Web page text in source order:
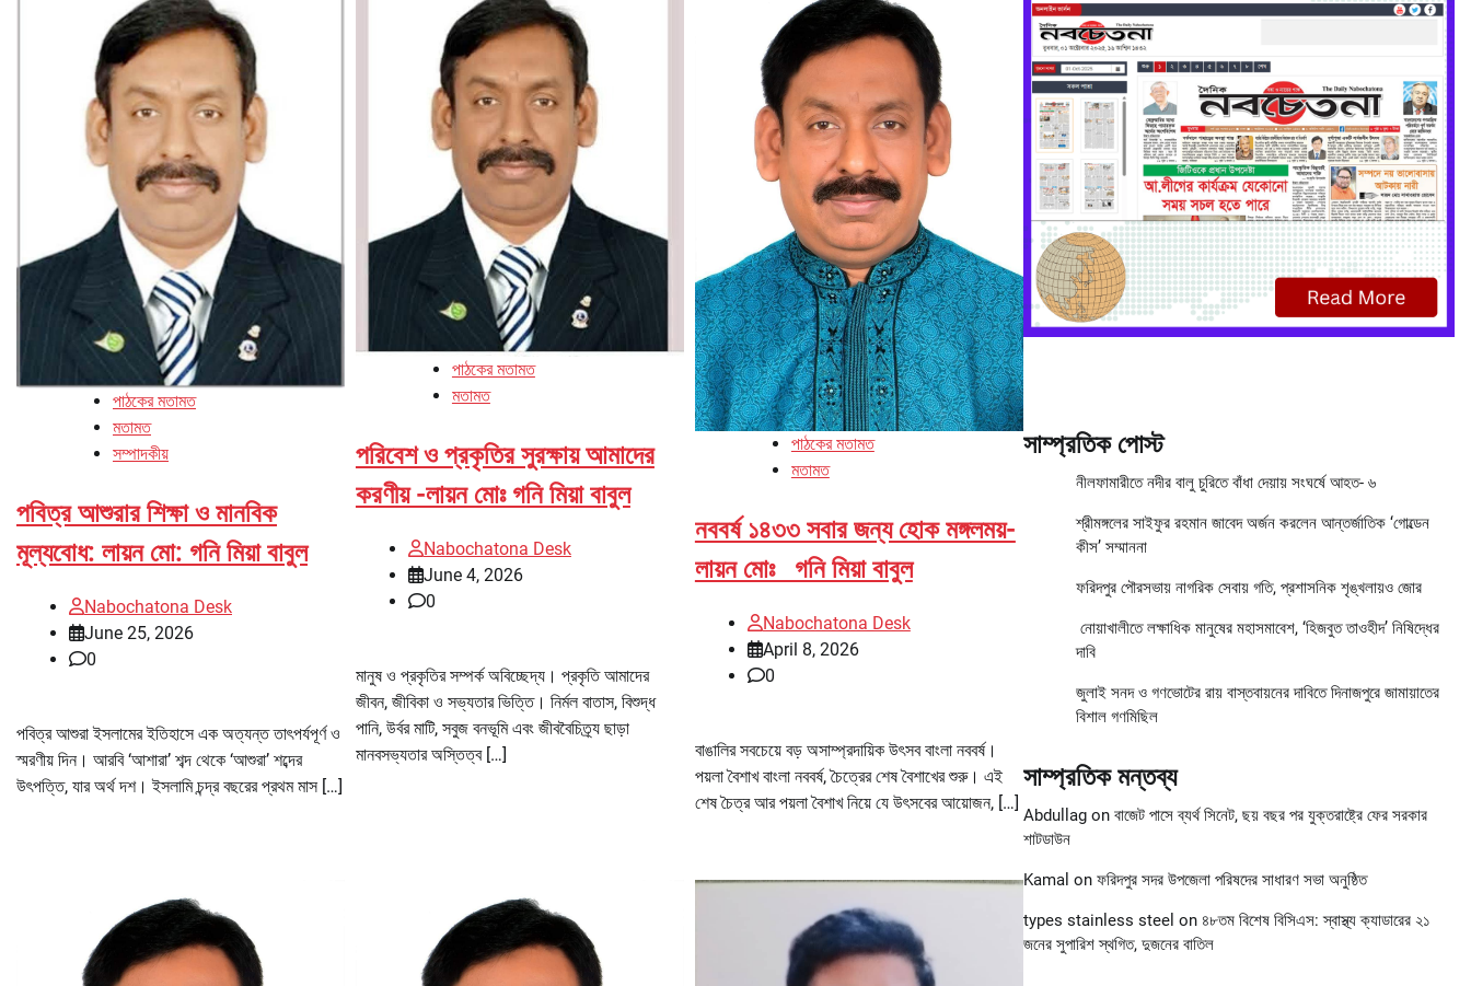
পাঠকের মতামত
মতামত
সম্পাদকীয়
পবিত্র আশুরার শিক্ষা ও মানবিক
মূল্যবোধ: লায়ন মো: গনি মিয়া বাবুল
Nabochatona Desk
June 25, 2026
0
পবিত্র আশুরা ইসলামের ইতিহাসে এক অত্যন্ত তাৎপর্যপূর্ণ ও
স্মরণীয় দিন। আরবি ‘আশারা’ শব্দ থেকে ‘আশুরা’ শব্দের
উৎপত্তি, যার অর্থ দশ। ইসলামি চন্দ্র বছরের প্রথম মাস […]
পাঠকের মতামত
মতামত
পরিবেশ ও প্রকৃতির সুরক্ষায় আমাদের
করণীয় -লায়ন মোঃ গনি মিয়া বাবুল
Nabochatona Desk
June 4, 2026
0
মানুষ ও প্রকৃতির সম্পর্ক অবিচ্ছেদ্য। প্রকৃতি আমাদের
জীবন, জীবিকা ও সভ্যতার ভিত্তি। নির্মল বাতাস, বিশুদ্ধ
পানি, উর্বর মাটি, সবুজ বনভূমি এবং জীববৈচিত্র্য ছাড়া
মানবসভ্যতার অস্তিত্ব […]
পাঠকের মতামত
মতামত
নববর্ষ ১৪৩৩ সবার জন্য হোক মঙ্গলময়-
লায়ন মোঃ গনি মিয়া বাবুল
Nabochatona Desk
April 8, 2026
0
বাঙালির সবচেয়ে বড় অসাম্প্রদায়িক উৎসব বাংলা নববর্ষ।
পয়লা বৈশাখ বাংলা নববর্ষ, চৈত্রের শেষ বৈশাখের শুরু। এই
শেষ চৈত্র আর পয়লা বৈশাখ নিয়ে যে উৎসবের আয়োজন, […]
সাম্প্রতিক পোস্ট
নীলফামারীতে নদীর বালু চুরিতে বাঁধা দেয়ায় সংঘর্ষে আহত- ৬
শ্রীমঙ্গলের সাইফুর রহমান জাবেদ অর্জন করলেন আন্তর্জাতিক ‘গোল্ডেন
কীস’ সম্মাননা
ফরিদপুর পৌরসভায় নাগরিক সেবায় গতি, প্রশাসনিক শৃঙ্খলায়ও জোর
নোয়াখালীতে লক্ষাধিক মানুষের মহাসমাবেশ, ‘হিজবুত তাওহীদ’ নিষিদ্ধের
দাবি
জুলাই সনদ ও গণভোটের রায় বাস্তবায়নের দাবিতে দিনাজপুরে জামায়াতের
বিশাল গণমিছিল
সাম্প্রতিক মন্তব্য
Abdullagon বাজেট পাসে ব্যর্থ সিনেট, ছয় বছর পর যুক্তরাষ্ট্রে ফের সরকার
শাটডাউন
Kamal on ফরিদপুর সদর উপজেলা পরিষদের সাধারণ সভা অনুষ্ঠিত
types stainless steel on ৪৮তম বিশেষ বিসিএস: স্বাস্থ্য ক্যাডারের ২১
জনের সুপারিশ স্থগিত, দুজনের বাতিল